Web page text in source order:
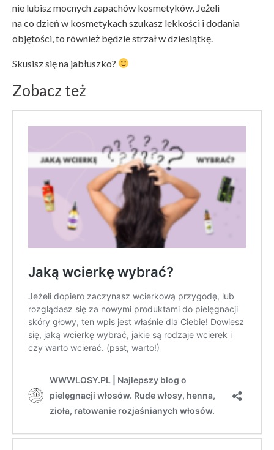
nie lubisz mocnych zapachów kosmetyków. Jeżeli
na co dzień w kosmetykach szukasz lekkości i dodania
objętości, to również będzie strzał w dziesiątkę.
Skusisz się na jabłuszko?
Zobacz też